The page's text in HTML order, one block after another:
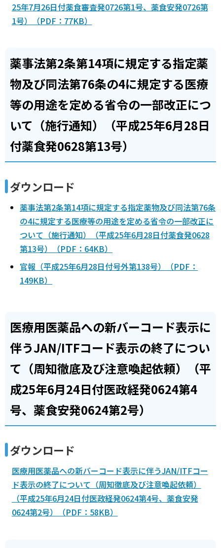
25年7月26日付薬食審査発0726第1号、薬食安発0726第
1号）（PDF：77KB）
薬事法第2条第14項に規定する指定薬
物及び同法第76条の4に規定する医療
等の用途を定める省令の一部改正につ
いて（施行通知）（平成25年6月28日
付薬食発0628第13号）
ダウンロード
薬事法第2条第14項に規定する指定薬物及び同法第76条
の4に規定する医療等の用途を定める省令の一部改正に
ついて（施行通知）（平成25年6月28日付薬食発0628
第13号）（PDF：64KB）
官報（平成25年6月28日付号外第138号）（PDF：
149KB）
医療用医薬品への新バーコード表示に
伴うJAN/ITFコード表示の終了につい
て（周知徹底及び注意喚起依頼）（平
成25年6月24日付医政経発0624第4
号、薬食安発0624第2号）
ダウンロード
医療用医薬品への新バーコード表示に伴うJAN/ITFコー
ド表示の終了について（周知徹底及び注意喚起依頼）
（平成25年6月24日付医政経発0624第4号、薬食安発
0624第2号）（PDF：58KB）